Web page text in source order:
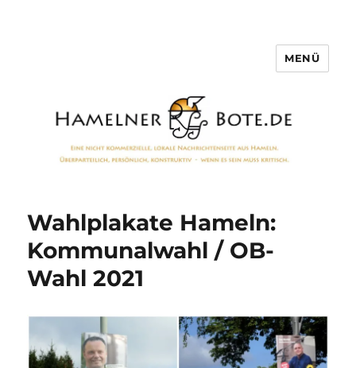
MENÜ
Wahlplakate Hameln:
Kommunalwahl / OB-
Wahl 2021